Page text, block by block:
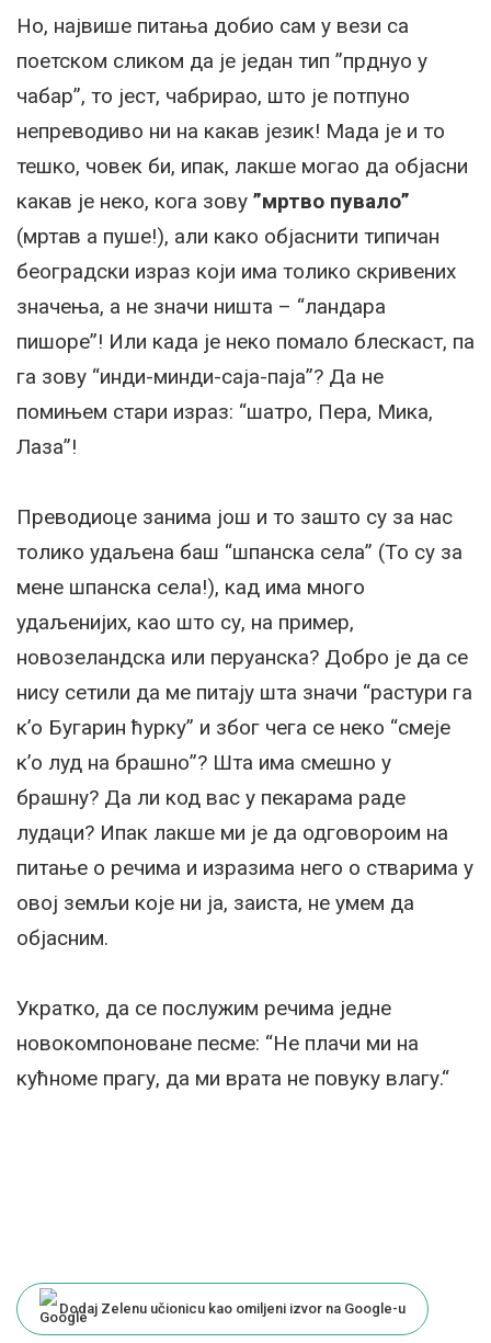
Но, највише питања добио сам у вези са
поетском сликом да је један тип ”прднуо у
чабар”, то јест, чабрирао, што је потпуно
непреводиво ни на какав језик! Мада је и то
тешко, човек би, ипак, лакше могао да објасни
какав је неко, кога зову ”мртво пувало”
(мртав а пуше!), али како објаснити типичан
београдски израз који има толико скривених
значења, а не значи ништа – “ландара
пишоре”! Или када је неко помало блескаст, па
га зову “инди-минди-саја-паја”? Да не
помињем стари израз: “шатро, Пера, Мика,
Лаза”!
Преводиоце занима још и то зашто су за нас
толико удаљена баш “шпанска села” (То су за
мене шпанска села!), кад има много
удаљенијих, као што су, на пример,
новозеландска или перуанска? Добро је да се
нису сетили да ме питају шта значи “растури га
к’о Бугарин ћурку” и због чега се неко “смеје
к’о луд на брашно”? Шта има смешно у
брашну? Да ли код вас у пекарама раде
лудаци? Ипак лакше ми је да одговороим на
питање о речима и изразима него о стварима у
овој земљи које ни ја, заиста, не умем да
објасним.
Укратко, да се послужим речима једне
новокомпоноване песме: “Не плачи ми на
кућноме прагу, да ми врата не повуку влагу.“
Dodaj Zelenu učionicu kao omiljeni izvor na Google-u